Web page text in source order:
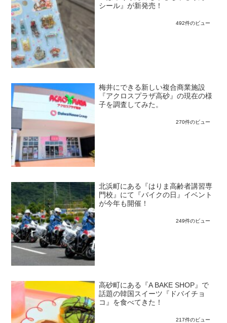
シール』が新発売！
492件のビュー
梅井にできる新しい複合商業施設
『アクロスプラザ高砂』の現在の様
子を調査してみた。
270件のビュー
北浜町にある『はりま高齢者講習専
門校』にて『バイクの日』イベント
が今年も開催！
249件のビュー
高砂町にある『A BAKE SHOP』で
話題の韓国スイーツ『ドバイチョ
コ』を食べてきた！
217件のビュー